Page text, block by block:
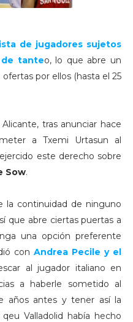
de jugadores sujetos
de tanteo, lo que abre un
por ellos (hasta el 25
tras anunciar hace
a Txemi Urtasun al
este derecho sobre
Sow.
la continuidad de ninguno
que abre ciertas puertas a
una opción preferente
conAndrea Pecile y el
al jugador italiano en
a haberle sometido al
años antes y tener así la
Valladolid había hecho